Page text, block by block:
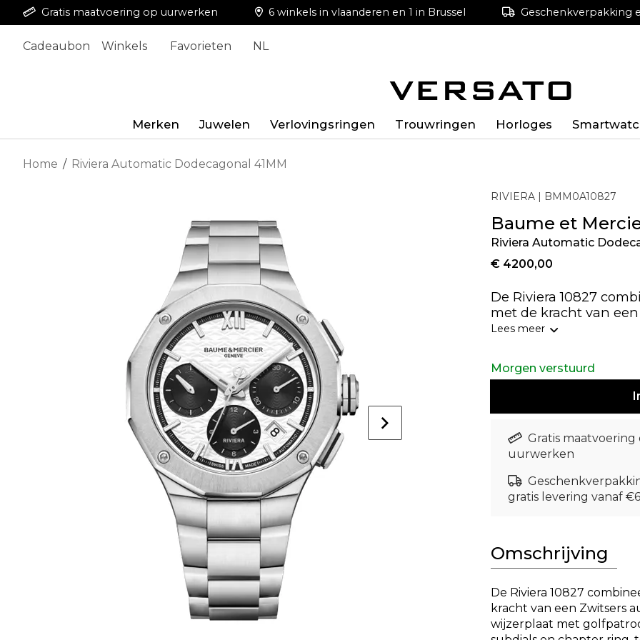
Gratis maatvoering op uurwerken 6 winkels in vlaanderen en 1 in Brussel Geschenkverpakking
Cadeaubon Winkels Favorieten NL
Merken Juwelen Verlovingsringen Trouwringen Horloges
Home / Riviera Automatic Dodecagonal 41MM
RIVIERA | BMM0A10827
Baume et
Riviera Automatic
€ 4200,00
De Riviera 10827
met de kracht van
chronograafuurwerk.
terwijl de
wijzers en
optimale leesbaarheid.
De twaalfhoekige
, dat garant
horloge zowel stijlvol
zelfverzekerde man
Lees meer
Morgen verstuurd
Gratis maatvoering
uurwerken
gratis levering vanaf
Omschrijving
De Riviera 10827
kracht van een Zwitsers
wijzerplaat met